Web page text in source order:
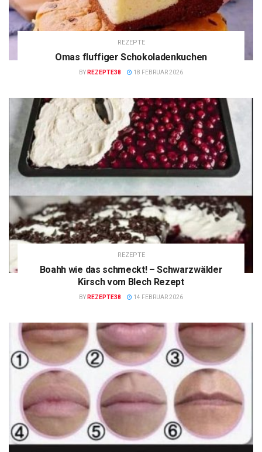
REZEPTE
Omas fluffiger Schokoladenkuchen
BY REZEPTE38 18 FEBRUAR 2026
REZEPTE
Boahh wie das schmeckt! – Schwarzwälder
Kirsch vom Blech Rezept
BY REZEPTE38 14 FEBRUAR 2026